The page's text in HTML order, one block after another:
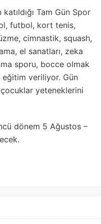
Tam Gün Spor
futbol, kort tenis,
cimnastik, squash,
el sanatları, zeka
sporu, bocce olmak
veriliyor. Gün
yeteneklerini
dönem 5 Ağustos –